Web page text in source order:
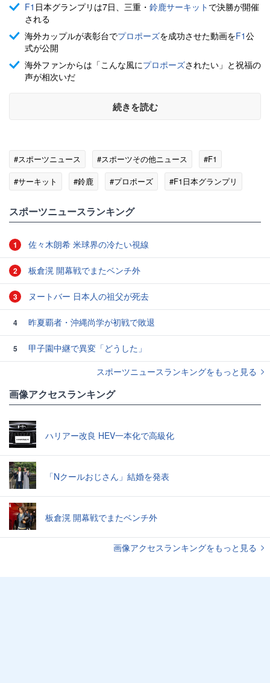
F1 日本グランプリは7日、三重・ 鈴鹿サーキット で決勝が開催
される
海外カップルが表彰台でプロポーズを成功させた動画をF1公
式が公開
海外ファンからは「こんな風にプロポーズされたい」と祝福の
声が相次いだ
続きを読む
#スポーツニュース #スポーツその他ニュース
#F1
#サーキット
#鈴鹿 #プロポーズ #F1日本グランプリ
スポーツニュースランキング
1 佐々木朗希 米球界の冷たい視線
2 板倉滉 開幕戦でまたベンチ外
3 ヌートバー 日本人の祖父が死去
4 昨夏覇者・沖縄尚学が初戦で敗退
5
甲子園中継で異変「どうした」
スポーツニュースランキングをもっと見る
画像アクセスランキング
ハリアー改良 HEV一本化で高級化
「Nクールおじさん」結婚を発表
板倉滉 開幕戦でまたベンチ外
画像アクセスランキングをもっと見る